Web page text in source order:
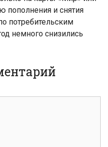
пополнения и снятия
потребительским
немного снизились